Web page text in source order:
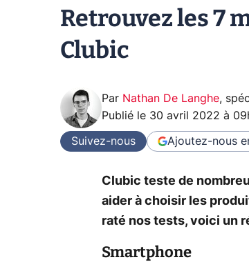
Retrouvez les 7
Clubic
Par Nathan De Langhe,
Publié le 30 avril 2022 à
Suivez-nous Ajoutez-nous
Clubic teste de
aider à choisir les
raté nos tests, voici un
Smartphone